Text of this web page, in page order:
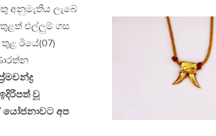
අනුමැතිය ලැබේ
එල්ලුම් ගස
ඊයේ(07)
වූ
යෝජනාවට අප